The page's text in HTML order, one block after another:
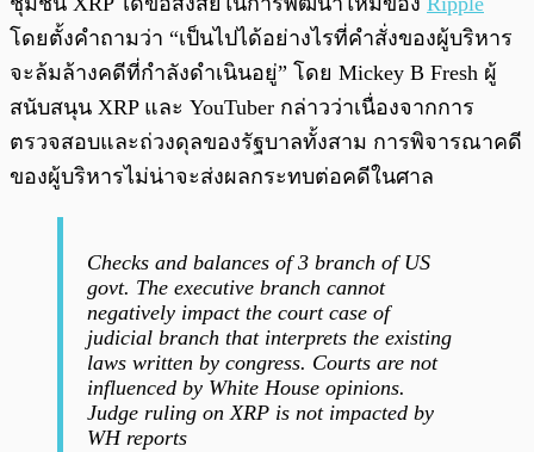
โดยตั้งคำถามว่า “เป็นไปได้อย่างไรที่คำสั่งของผู้บริหาร
จะล้มล้างคดีที่กำลังดำเนินอยู่” โดย Mickey B Fresh ผู้
สนับสนุน XRP และ YouTuber กล่าวว่าเนื่องจากการ
ตรวจสอบและถ่วงดุลของรัฐบาลทั้งสาม การพิจารณาคดี
ของผู้บริหารไม่น่าจะส่งผลกระทบต่อคดีในศาล
Checks and balances of 3 branch of US
govt. The executive branch cannot
negatively impact the court case of
judicial branch that interprets the existing
laws written by congress. Courts are not
influenced by White House opinions.
Judge ruling on XRP is not impacted by
WH reports